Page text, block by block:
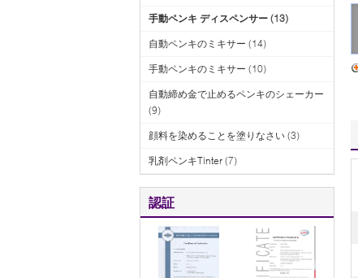
手動ペンキ ディスペンサー (13)
自動ペンキのミキサー (14)
手動ペンキのミキサー (10)
自動締め金で止めるペンキのシェーカー
(9)
顔料を染めることを塗りなさい (3)
乳剤ペンキTinter (7)
認証